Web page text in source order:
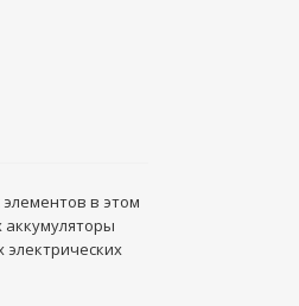
в этом
аккумуляторы